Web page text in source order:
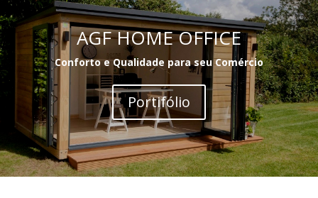
AGF HOME OFFICE
Conforto e Qualidade para seu Comércio
Portifólio